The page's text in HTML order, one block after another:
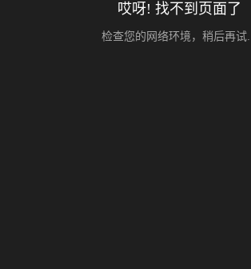
哎呀! 找不到页面了
检查您的网络环境，稍后再试...